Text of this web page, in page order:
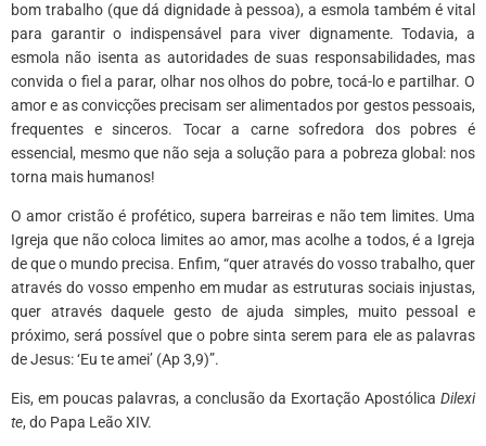
bom trabalho (que dá dignidade à pessoa), a esmola também é vital
para garantir o indispensável para viver dignamente. Todavia, a
esmola não isenta as autoridades de suas responsabilidades, mas
convida o fiel a parar, olhar nos olhos do pobre, tocá-lo e partilhar. O
amor e as convicções precisam ser alimentados por gestos pessoais,
frequentes e sinceros. Tocar a carne sofredora dos pobres é
essencial, mesmo que não seja a solução para a pobreza global: nos
torna mais humanos!
O amor cristão é profético, supera barreiras e não tem limites. Uma
Igreja que não coloca limites ao amor, mas acolhe a todos, é a Igreja
de que o mundo precisa. Enfim, “quer através do vosso trabalho, quer
através do vosso empenho em mudar as estruturas sociais injustas,
quer através daquele gesto de ajuda simples, muito pessoal e
próximo, será possível que o pobre sinta serem para ele as palavras
de Jesus: ‘Eu te amei’ (Ap 3,9)”.
Eis, em poucas palavras, a conclusão da Exortação Apostólica Dilexi
te, do Papa Leão XIV.